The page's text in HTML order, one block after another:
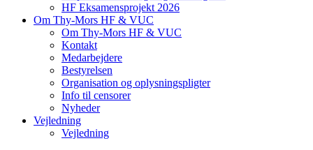
HF Eksamensprojekt 2026
Om Thy-Mors HF & VUC
Om Thy-Mors HF & VUC
Kontakt
Medarbejdere
Bestyrelsen
Organisation og oplysningspligter
Info til censorer
Nyheder
Vejledning
Vejledning